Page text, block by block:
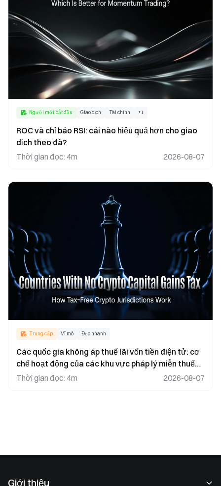
Người mới bắt đầu Giao dịch Tài chính +1
ROC và chỉ báo RSI: cái nào hiệu quả hơn cho giao
dịch theo đà?
Thời gian đọc: 4m 2026-08-07
Trung cấp Vĩ mô Đọc nhanh
Các quốc gia không áp thuế lãi vốn tiền điện tử: cơ
chế hoạt động của các khu vực pháp lý miễn thuế
tiền điện tử
Thời gian đọc: 4m 2026-08-07
Giới thiệu